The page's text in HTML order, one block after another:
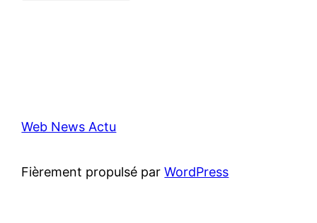
Web News Actu
Fièrement propulsé parWordPress